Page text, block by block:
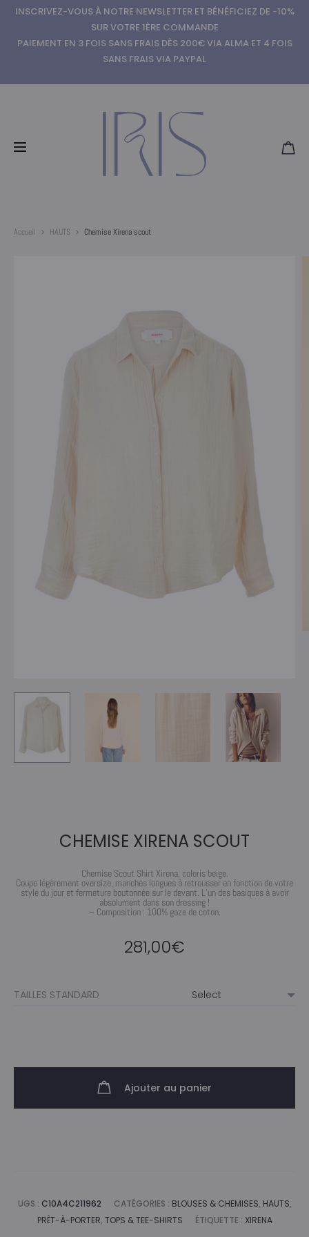
INSCRIVEZ-VOUS À NOTRE NEWSLETTER ET BÉNÉFICIEZ DE -10%
SUR VOTRE 1ÈRE COMMANDE
PAIEMENT EN 3 FOIS SANS FRAIS DÈS 200€ VIA ALMA ET 4 FOIS
SANS FRAIS VIA PAYPAL
Accueil HAUTS Chemise Xirena scout
CHEMISE XIRENA SCOUT
Chemise Scout Shirt Xirena, coloris beige.
Coupe légèrement oversize, manches longues à retrousser en fonction de votre
style du jour et fermeture boutonnée sur le devant. L’un des basiques à avoir
absolument dans son dressing !
– Composition : 100% gaze de coton.
281,00€
TAILLES STANDARD
Ajouter au panier
UGS : C10A4C211962 CATÉGORIES : BLOUSES & CHEMISES, HAUTS,
PRÊT-À-PORTER, TOPS & TEE-SHIRTS ÉTIQUETTE : XIRENA